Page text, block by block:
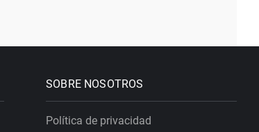
SOBRE NOSOTROS
Política de privacidad